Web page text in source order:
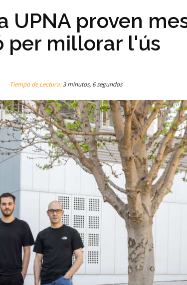
UPNA proven
per millorar l'ús
Tiempo de Lectura:3 minutos, 6 segundos